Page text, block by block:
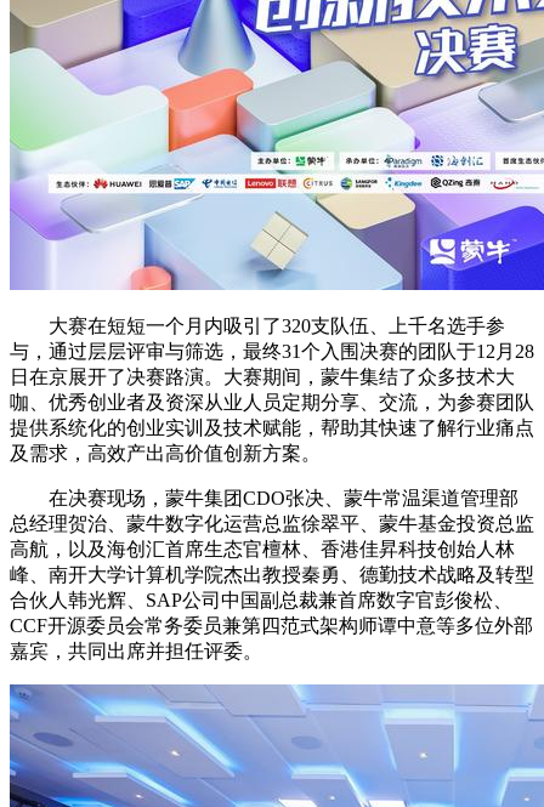
大赛在短短一个月内吸引了320支队伍、上千名选手参
与，通过层层评审与筛选，最终31个入围决赛的团队于12月28
日在京展开了决赛路演。大赛期间，蒙牛集结了众多技术大
咖、优秀创业者及资深从业人员定期分享、交流，为参赛团队
提供系统化的创业实训及技术赋能，帮助其快速了解行业痛点
及需求，高效产出高价值创新方案。
在决赛现场，蒙牛集团CDO张决、蒙牛常温渠道管理部
总经理贺治、蒙牛数字化运营总监徐翠平、蒙牛基金投资总监
高航，以及海创汇首席生态官檀林、香港佳昇科技创始人林
峰、南开大学计算机学院杰出教授秦勇、德勤技术战略及转型
合伙人韩光辉、SAP公司中国副总裁兼首席数字官彭俊松、
CCF开源委员会常务委员兼第四范式架构师谭中意等多位外部
嘉宾，共同出席并担任评委。